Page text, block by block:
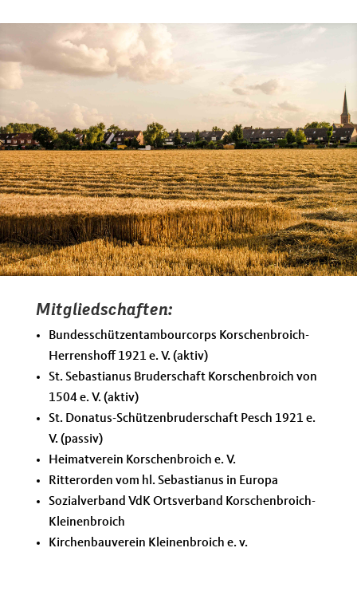
Mitgliedschaften:
Bundesschützentambourcorps Korschenbroich-
Herrenshoff 1921 e. V. (aktiv)
St. Sebastianus Bruderschaft Korschenbroich von
1504 e. V. (aktiv)
St. Donatus-Schützenbruderschaft Pesch 1921 e.
V. (passiv)
Heimatverein Korschenbroich e. V.
Ritterorden vom hl. Sebastianus in Europa
Sozialverband VdK Ortsverband Korschenbroich-
Kleinenbroich
Kirchenbauverein Kleinenbroich e. v.